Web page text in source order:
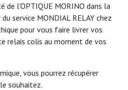
de l’OPTIQUE MORINO dans la
service MONDIAL RELAY chez
pour vous faire livrer vos
relais colis au moment de vos
vous pourrez récupérer
souhaitez.